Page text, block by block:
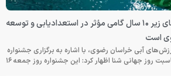
حسین گرایلی: جشنواره شنای زیر ۱۰ سال گامی مؤثر در استعدادیابی و توسعه
است
آبی خراسان رضوی، با اشاره به برگزاری جشنواره